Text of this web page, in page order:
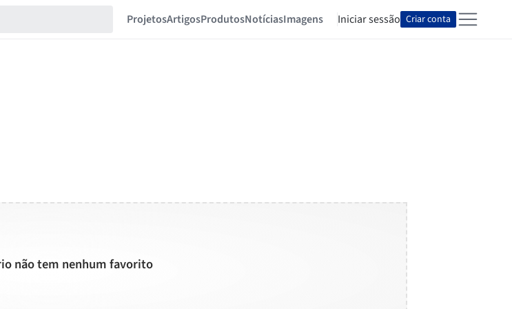
ProjetosArtigosProdutosNotíciasImagens Iniciar sessão Criar conta
não tem nenhum favorito